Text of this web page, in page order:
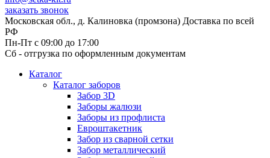
заказать звонок
Московская обл., д. Калиновка (промзона) Доставка по всей
РФ
Пн-Пт с 09:00 до 17:00
Сб - отгрузка по оформленным документам
Каталог
Каталог заборов
Забор 3D
Заборы жалюзи
Заборы из профлиста
Евроштакетник
Забор из сварной сетки
Забор металлический